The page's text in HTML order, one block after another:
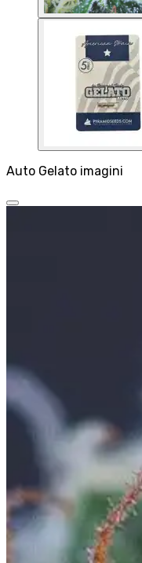
Auto Gelato imagini